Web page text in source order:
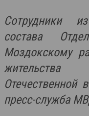
Сотрудники
состава
Моздокскому
жительства
Отечественной
пресс-служба